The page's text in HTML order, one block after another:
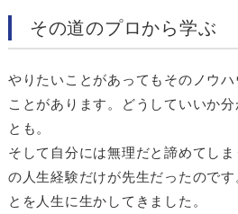
その道のプロから学ぶ
やりたいことがあってもそのノウ
ことがあります。どうしていいか
とも。
そして自分には無理だと諦めてし
の人生経験だけが先生だったので
とを人生に生かしてきました。